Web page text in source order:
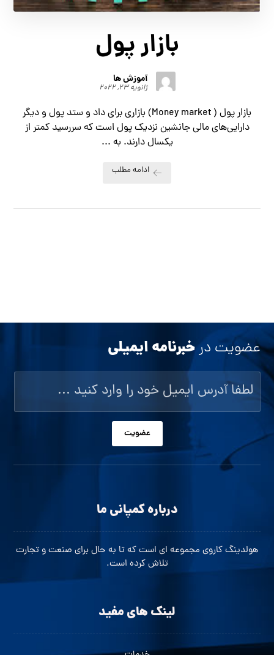
بازار پول
آموزش ها
ژانویه ۲۳, ۲۰۲۲
بازار پول ( Money market) بازاری برای داد و ستد پول و دیگر
دارایی‌های مالی جانشین نزدیک پول است که سررسید کمتر از
یکسال دارند. به ...
ادامه مطلب
عضویت درخبرنامه ایمیلی
عضویت
درباره کمپانی ما
هولدینگ کاروی مجموعه ای است که تا به حال برای صنعت و تجارت
تلاش کرده است.
لینک های مفید